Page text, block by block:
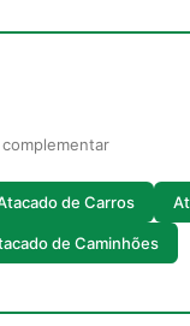
de Carros
de Caminhões